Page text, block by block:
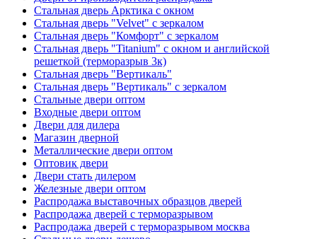
Стальная дверь Арктика с окном
Стальная дверь "Velvet" с зеркалом
Стальная дверь "Комфорт" с зеркалом
Стальная дверь "Titanium" с окном и английской
решеткой (терморазрыв 3к)
Стальная дверь "Вертикаль"
Стальная дверь "Вертикаль" с зеркалом
Стальные двери оптом
Входные двери оптом
Двери для дилера
Магазин дверной
Металлические двери оптом
Оптовик двери
Двери стать дилером
Железные двери оптом
Распродажа выставочных образцов дверей
Распродажа дверей с терморазрывом
Распродажа дверей с терморазрывом москва